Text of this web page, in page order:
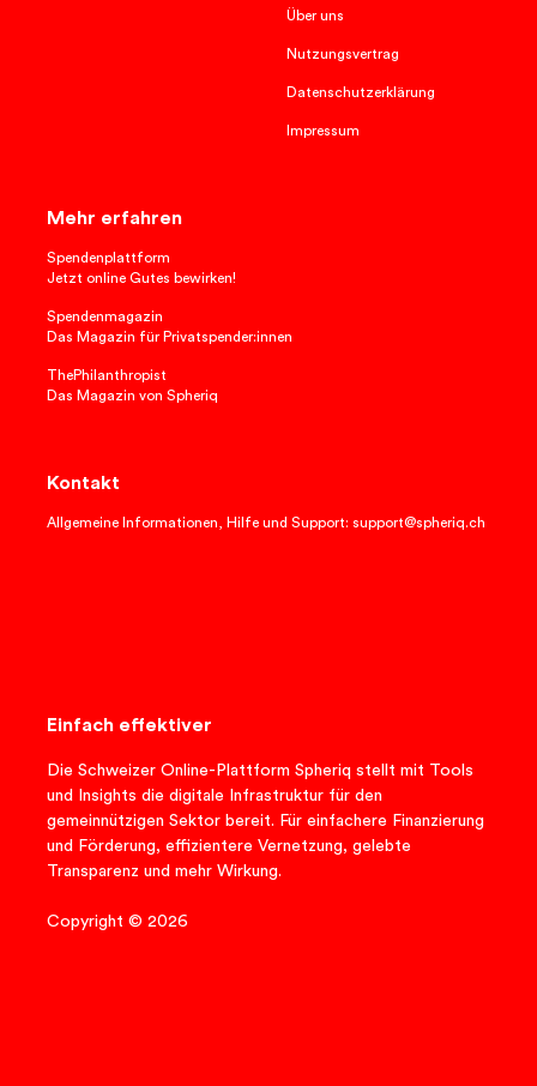
Über uns
Nutzungsvertrag
Datenschutzerklärung
Impressum
Mehr erfahren
Spendenplattform
Jetzt online Gutes bewirken!
Spendenmagazin
Das Magazin für Privatspender:innen
ThePhilanthropist
Das Magazin von Spheriq
Kontakt
Allgemeine Informationen, Hilfe und Support: support@spheriq.ch
Einfach effektiver
Die Schweizer Online-Plattform Spheriq stellt mit Tools
und Insights die digitale Infrastruktur für den
gemeinnützigen Sektor bereit. Für einfachere Finanzierung
und Förderung, effizientere Vernetzung, gelebte
Transparenz und mehr Wirkung.
Copyright © 2026